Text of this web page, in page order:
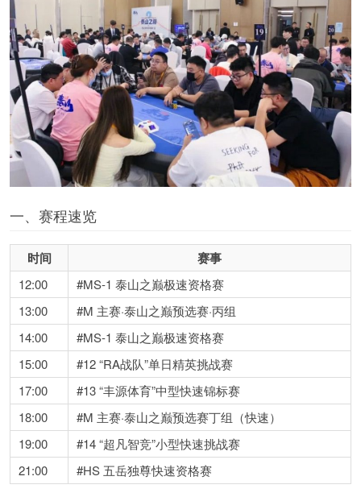
一、赛程速览
时间 赛事
12:00
#MS-1 泰山之巅极速资格赛
13:00
#M 主赛·泰山之巅预选赛·丙组
14:00
#MS-1 泰山之巅极速资格赛
15:00
#12 “RA战队”单日精英挑战赛
17:00
#13 “丰源体育”中型快速锦标赛
18:00
#M 主赛·泰山之巅预选赛丁组（快速）
19:00
#14 “超凡智竞”小型快速挑战赛
21:00
#HS 五岳独尊快速资格赛